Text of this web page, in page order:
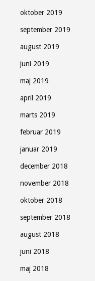
oktober 2019
september 2019
august 2019
juni 2019
maj 2019
april 2019
marts 2019
februar 2019
januar 2019
december 2018
november 2018
oktober 2018
september 2018
august 2018
juni 2018
maj 2018